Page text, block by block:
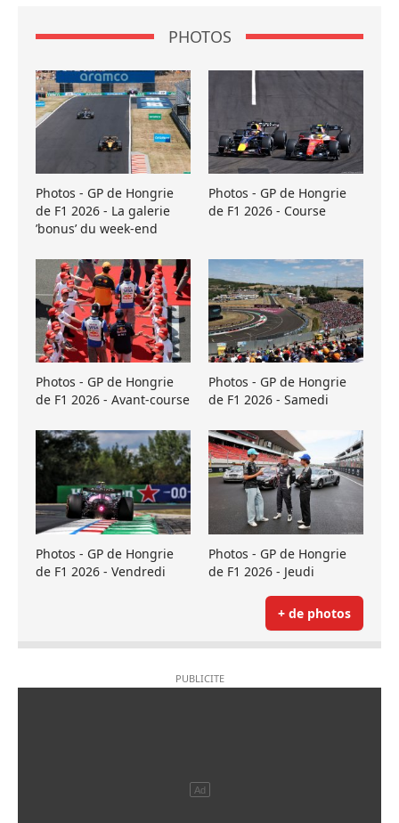
PHOTOS
Photos - GP de Hongrie
de F1 2026 - La galerie
’bonus’ du week-end
Photos - GP de Hongrie
de F1 2026 - Course
Photos - GP de Hongrie
de F1 2026 - Avant-course
Photos - GP de Hongrie
de F1 2026 - Samedi
Photos - GP de Hongrie
de F1 2026 - Vendredi
Photos - GP de Hongrie
de F1 2026 - Jeudi
+ de photos